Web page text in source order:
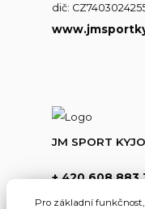
dič:
JM SPORT
+ 420 608 883
Pro základní